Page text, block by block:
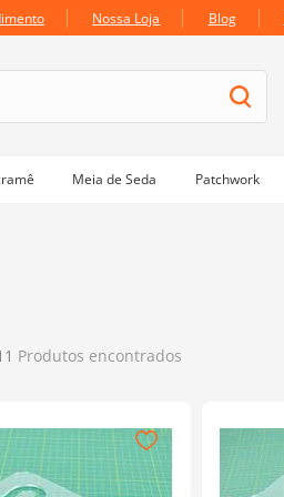
Nossa Loja Blog
Meia de Seda Patchwork
Produtos